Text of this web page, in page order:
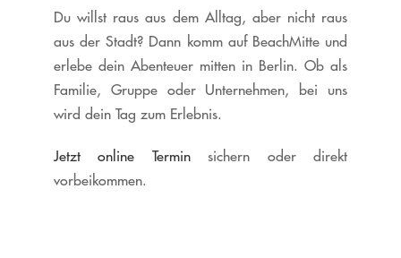
Du willst raus aus dem Alltag, aber nicht raus
aus der Stadt? Dann komm auf BeachMitte und
erlebe dein Abenteuer mitten in Berlin. Ob als
Familie, Gruppe oder Unternehmen, bei uns
wird dein Tag zum Erlebnis.
Jetzt online Terminsichern oder direkt
vorbeikommen.